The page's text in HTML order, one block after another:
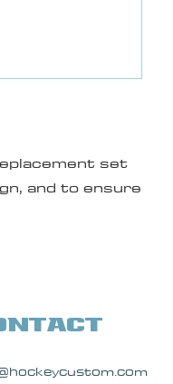
set
and to ensure